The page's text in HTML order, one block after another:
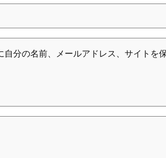
分の名前、メールアドレス、サイトを保